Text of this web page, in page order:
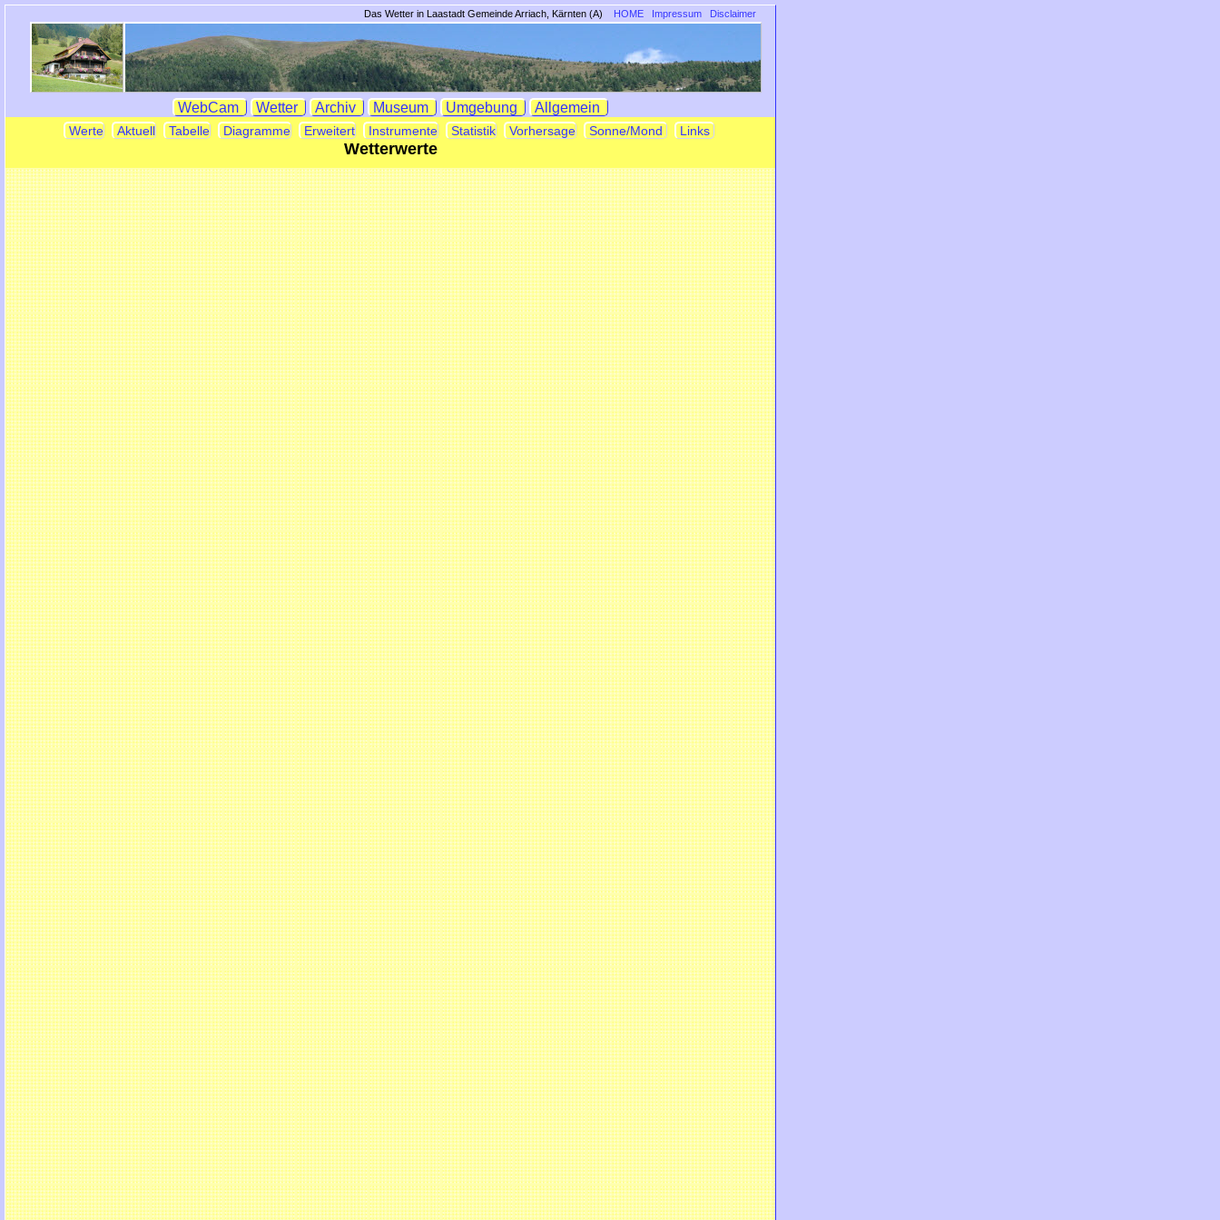
Das Wetter in Laastadt Gemeinde Arriach, Kärnten (A) HOME Impressum Disclaimer
WebCam Wetter Archiv Museum Umgebung Allgemein
Werte Aktuell Tabelle Diagramme Erweitert Instrumente Statistik Vorhersage Sonne/Mond Links
Wetterwerte